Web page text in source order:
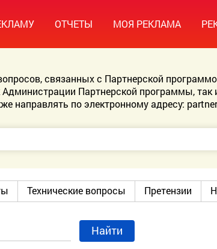
ОТЧЕТЫ МОЯ РЕКЛАМА
связанных с Партнерской
Партнерской программы,
направлять по электронному адресу:
Технические вопросы Претензии
Найти